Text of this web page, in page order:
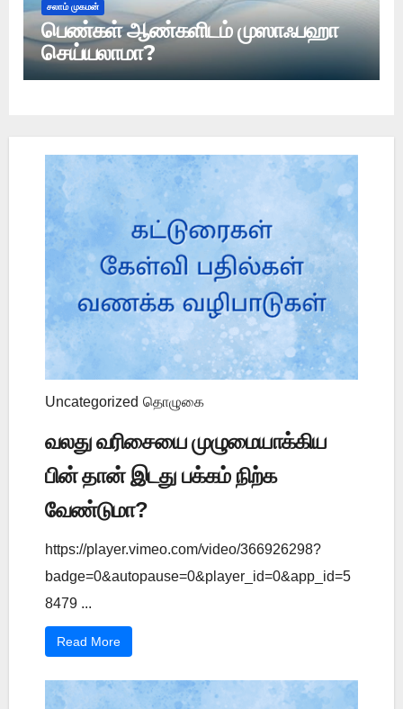
சலாம் முகமன்
பெண்கள் ஆண்களிடம் முஸாஃபஹா
செய்யலாமா?
Uncategorized தொழுகை
வலது வரிசையை முழுமையாக்கிய
பின் தான் இடது பக்கம் நிற்க
வேண்டுமா?
https://player.vimeo.com/video/366926298?
badge=0&autopause=0&player_id=0&app_id=5
8479 ...
Read More